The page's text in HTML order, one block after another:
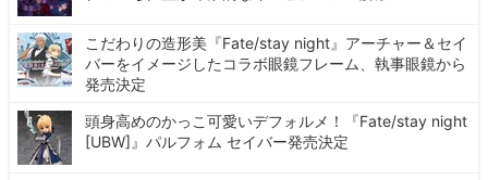
こだわりの造形美『Fate/stay night』アーチャー＆セイ
バーをイメージしたコラボ眼鏡フレーム、執事眼鏡から
発売決定
頭身高めのかっこ可愛いデフォルメ！『Fate/stay night
[UBW]』パルフォム セイバー発売決定